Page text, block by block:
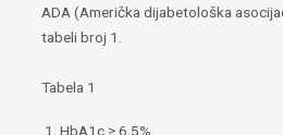
ADA (Američka dijabetološka
tabeli broj 1.
Tabela 1
1. HbA1c ≥ 6,5%